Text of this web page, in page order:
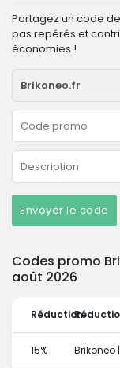
Partagez un code
pas repérés et
économies !
Envoyer le code
Codes promo
août 2026
Réduction
15% Brikoneo